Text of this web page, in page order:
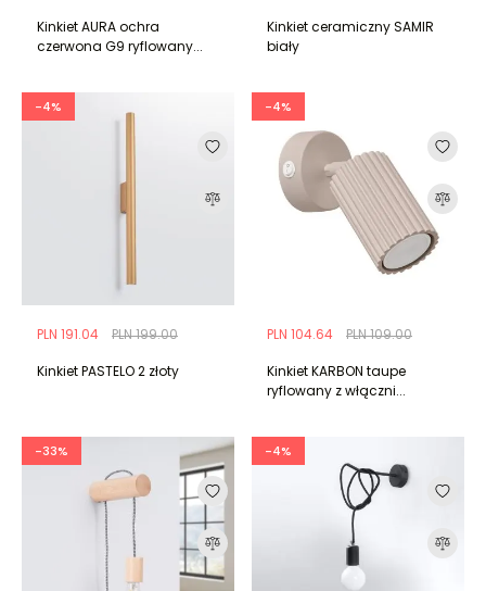
Kinkiet AURA ochra
czerwona G9 ryflowany...
Kinkiet ceramiczny SAMIR
biały
-4%
PLN 199.00
PLN 191.04
Kinkiet PASTELO 2 złoty
-4%
PLN 109.00
PLN 104.64
Kinkiet KARBON taupe
ryflowany z włączni...
-33% -4%